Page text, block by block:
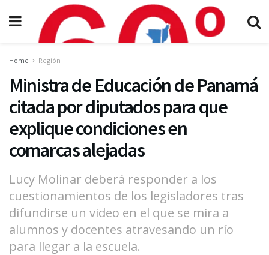
Home Región
Ministra de Educación de Panamá
citada por diputados para que
explique condiciones en
comarcas alejadas
Lucy Molinar deberá responder a los
cuestionamientos de los legisladores tras
difundirse un video en el que se mira a
alumnos y docentes atravesando un río
para llegar a la escuela.